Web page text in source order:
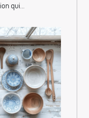
qui...